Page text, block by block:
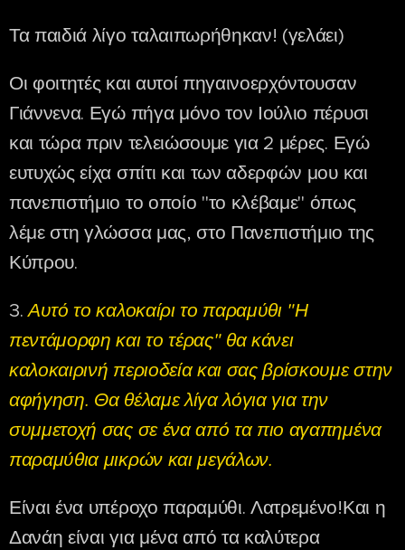
Τα παιδιά λίγο ταλαιπωρήθηκαν! (γελάει)
Οι φοιτητές και αυτοί πηγαινοερχόντουσαν
Γιάννενα. Εγώ πήγα μόνο τον Ιούλιο πέρυσι
και τώρα πριν τελειώσουμε για 2 μέρες. Εγώ
ευτυχώς είχα σπίτι και των αδερφών μου και
πανεπιστήμιο το οποίο "το κλέβαμε" όπως
λέμε στη γλώσσα μας, στο Πανεπιστήμιο της
Κύπρου.
3.Αυτό το καλοκαίρι το παραμύθι "Η
πεντάμορφη και το τέρας" θα κάνει
καλοκαιρινή περιοδεία και σας βρίσκουμε στην
αφήγηση. Θα θέλαμε λίγα λόγια για την
συμμετοχή σας σε ένα από τα πιο αγαπημένα
παραμύθια μικρών και μεγάλων.
Είναι ένα υπέροχο παραμύθι. Λατρεμένο!Και η
Δανάη είναι για μένα από τα καλύτερα